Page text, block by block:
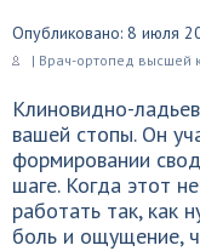
Опубликовано: 8 июля
| Врач-ортопед высшей
Клиновидно-
вашей стопы. Он
формировании
шаге. Когда этот
работать так, как
боль и ощущение,